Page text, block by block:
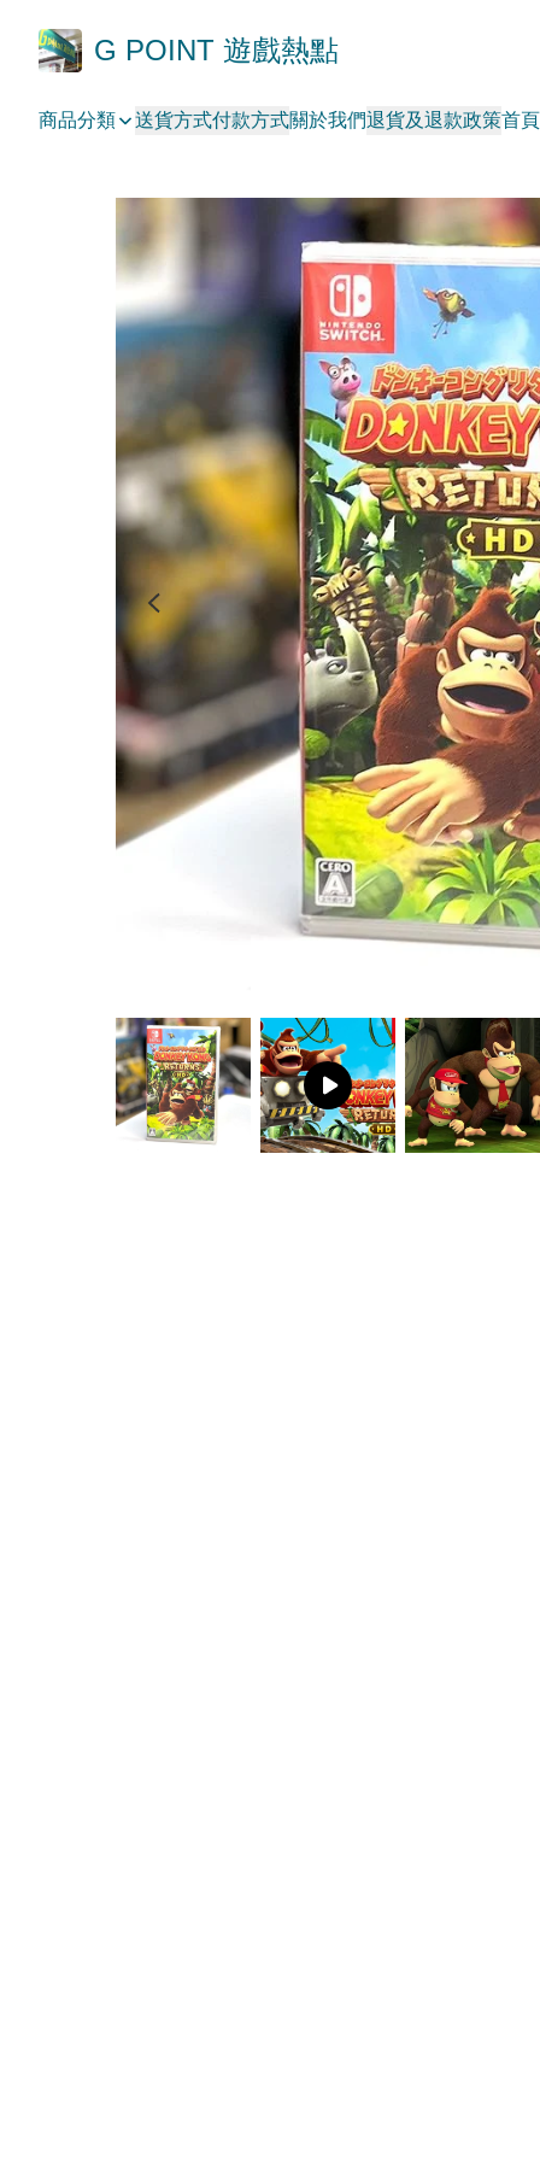
G POINT 遊戲熱點
商品分類 送貨方式付款方式關於我們退貨及退款政策首頁